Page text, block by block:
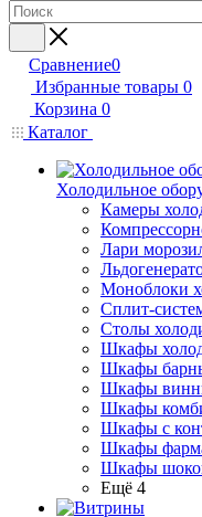
Сравнение0
Избранные товары 0
Корзина 0
Каталог
Холодильное
Камеры
Лари
Моноблоки
Сплит-
Столы
Шкафы
Шкафы
Шкафы
Шкафы
Шкафы с
Шкафы
Шкафы
Ещё 4